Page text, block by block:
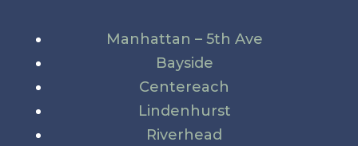
Manhattan – 5th Ave
Bayside
Centereach
Lindenhurst
Riverhead